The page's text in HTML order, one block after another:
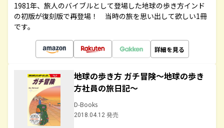
1981年、旅人のバイブルとして登場した地球の歩き方インド
の初版が復刻版で再登場！ 当時の旅を思い出して欲しい1冊
です。
詳細を見る
地球の歩き方 ガチ冒険～地球の歩き
方社員の旅日記～
D-Books
2018.04.12 発売